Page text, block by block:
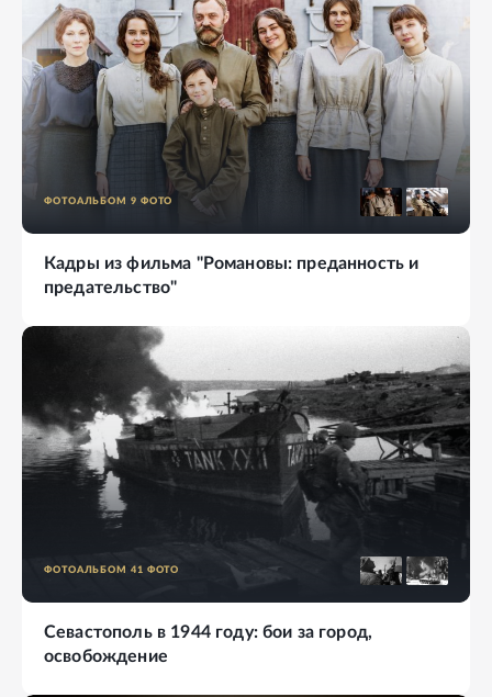
ФОТОАЛЬБОМ 9 ФОТО
Кадры из фильма "Романовы: преданность и
предательство"
ФОТОАЛЬБОМ 41 ФОТО
Севастополь в 1944 году: бои за город,
освобождение